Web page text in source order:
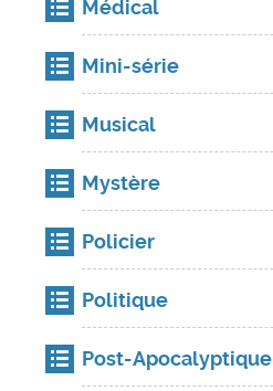
Médical
Mini-série
Musical
Mystère
Policier
Politique
Post-Apocalyptique